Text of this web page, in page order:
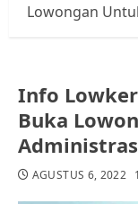
Lowongan
Info
Buka
AGUSTUS 6, 2022